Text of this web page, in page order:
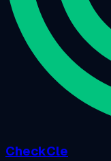
CheckCle